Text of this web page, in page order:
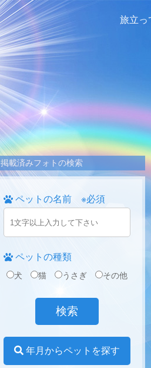
旅立っ
掲載済みフォトの検索
ペットの名前 ※必須
ペットの種類
犬 猫 うさぎ その他
年月からペットを探す